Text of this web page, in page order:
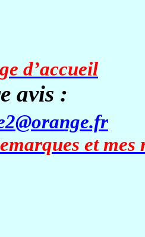
d’accueil
avis :
et mes